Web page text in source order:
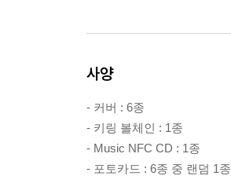
사양
- 커버 : 6종
- 키링 볼체인 : 1종
- Music NFC CD : 1종
- 포토카드 : 6종 중 랜덤 1종